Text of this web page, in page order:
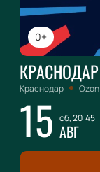
0+
Краснодар
15 сб, 20:45
АВГ